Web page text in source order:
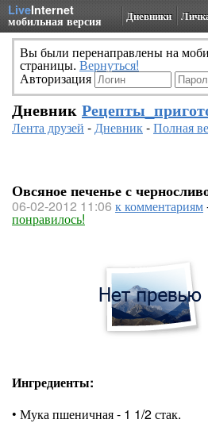
LiveInternet
мобильная версия Дневники
Вы были перенаправлены на
страницы. Вернуться!
Авторизация
Дневник
Лента друзей -Дневник-Полная
Овсяное печенье с
06-02-2012 11:06 к комментариям
понравилось!
Ингредиенты:
• Мука пшеничная - 1 1/2 стак.